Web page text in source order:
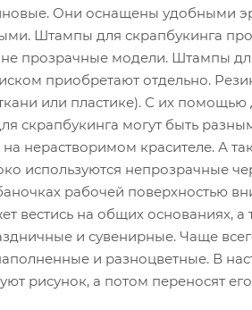
Они оснащены удобными
Штампы для скрапбукинга
прозрачные модели. Штампы
приобретают отдельно.
или пластике). С их
скрапбукинга могут быть
нерастворимом красителе. А
используются непрозрачные
рабочей поверхностью
вестись на общих основаниях,
и сувенирные. Чаще
и разноцветные. В
рисунок, а потом переносят